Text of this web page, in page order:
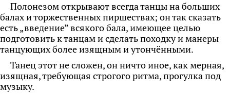
Полонезом открывают всегда танцы на больших
балах и торжественных пиршествах; он так сказать
есть „введение” всякого бала, имеющее целью
подготовить к танцам и сделать походку и манеры
танцующих более изящным и утончёнными.
Танец этот не сложен, он ничто иное, как мерная,
изящная, требующая строгого ритма, прогулка под
музыку.